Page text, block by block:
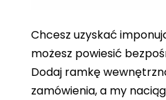
Chcesz uzyskać
możesz powiesić
Dodaj ramkę
zamówienia, a my